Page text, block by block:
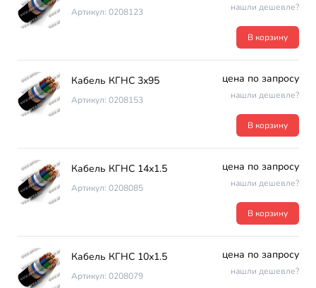
Артикул: 0208123 нашли дешевле?
В корзину
Кабель КГНС 3х95
Артикул: 0208153
цена по запросу
нашли дешевле?
В корзину
Кабель КГНС 14х1.5
Артикул: 0208085
цена по запросу
нашли дешевле?
В корзину
Кабель КГНС 10х1.5
Артикул: 0208079
цена по запросу
нашли дешевле?